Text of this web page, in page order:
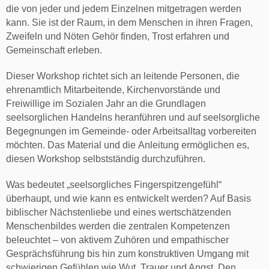
die von jeder und jedem Einzelnen mitgetragen werden
kann. Sie ist der Raum, in dem Menschen in ihren Fragen,
Zweifeln und Nöten Gehör finden, Trost erfahren und
Gemeinschaft erleben.
Dieser Workshop richtet sich an leitende Personen, die
ehrenamtlich Mitarbeitende, Kirchenvorstände und
Freiwillige im Sozialen Jahr an die Grundlagen
seelsorglichen Handelns heranführen und auf seelsorgliche
Begegnungen im Gemeinde- oder Arbeitsalltag vorbereiten
möchten. Das Material und die Anleitung ermöglichen es,
diesen Workshop selbstständig durchzuführen.
Was bedeutet „seelsorgliches Fingerspitzengefühl“
überhaupt, und wie kann es entwickelt werden? Auf Basis
biblischer Nächstenliebe und eines wertschätzenden
Menschenbildes werden die zentralen Kompetenzen
beleuchtet – von aktivem Zuhören und empathischer
Gesprächsführung bis hin zum konstruktiven Umgang mit